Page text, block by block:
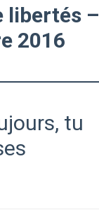
libertés –
2016
tu